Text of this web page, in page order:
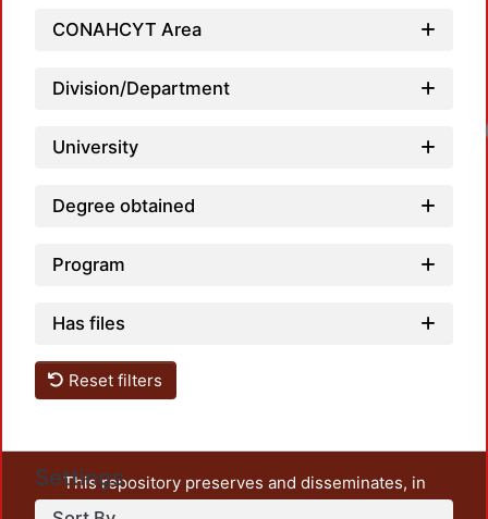
CONAHCYT Area
Division/Department
University
Degree obtained
Program
Has files
Reset filters
Settings
This repository preserves and disseminates, in
unrestricted open access, the teaching and research